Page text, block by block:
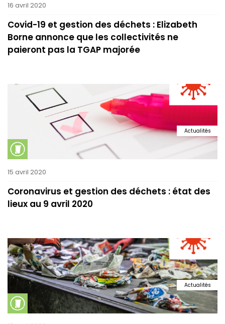
16 avril 2020
Covid-19 et gestion des déchets : Elizabeth
Borne annonce que les collectivités ne
paieront pas la TGAP majorée
Actualités
15 avril 2020
Coronavirus et gestion des déchets : état des
lieux au 9 avril 2020
Actualités